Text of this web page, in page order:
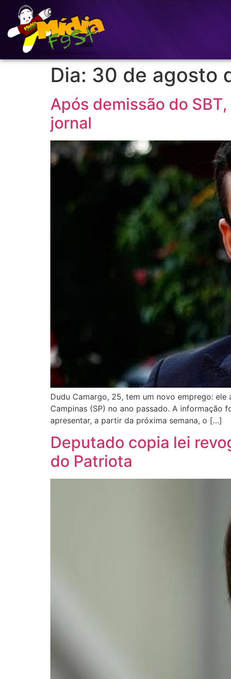
Dia: 30 de agosto
Após demissão do
jornal
Dudu Camargo, 25, tem um novo emprego:
Campinas (SP) no ano passado. A informação
apresentar, a partir da próxima semana, o […]
Deputado copia lei
do Patriota